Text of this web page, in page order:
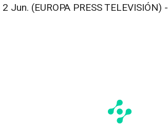
Jun. (EUROPA PRESS TELEVISIÓN) -